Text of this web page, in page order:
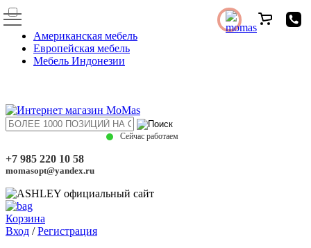
Американская мебель
Европейская мебель
Мебель Индонезии
Сейчас работаем
+7 985 220 10 58
momasopt@yandex.ru
Корзина
Вход /Регистрация